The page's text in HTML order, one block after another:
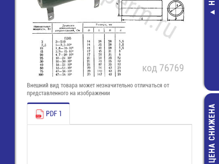
Резистор
5,00 руб.
ЦЕНА СНИЖЕНА
Внешний вид товара может незначительно отличаться от
представленного на изображении
PDF 1